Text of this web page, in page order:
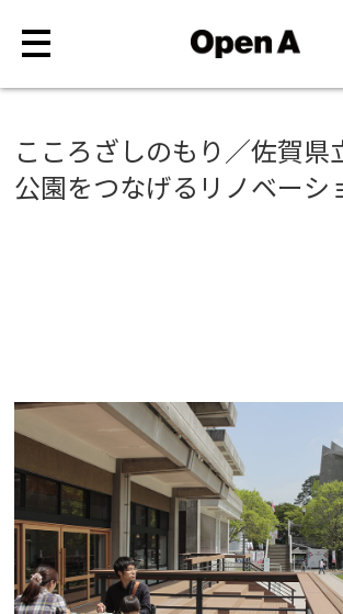
ABOUT
WORKS
CONTACT
こころざしのもり／佐賀県
公園をつなげるリノベーシ